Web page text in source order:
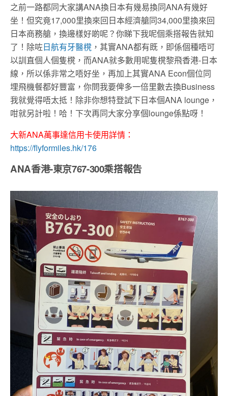
之前一路都同大家講ANA換日本有幾易換同ANA有幾好
坐！但究竟17,000里換來回日本經濟艙同34,000里換來回
日本商務艙，換邊樣好啲呢？你睇下我呢個乘搭報告就知
了！除咗日航有牙醫櫈 ，其實ANA都有既，即係個種唔可
以訓直個人個隻櫈，而ANA就多數用呢隻櫈黎飛香港-日本
線，所以係非常之唔好坐，再加上其實ANA Econ個位同
埋飛機餐都好豐富，你問我要俾多一倍里數去換Business
我就覺得唔太抵！除非你想特登試下日本個ANA lounge，
咁就另計啦！哈！下次再同大家分享個lounge係點呀！
大新ANA萬事達信用卡使用詳情：
https://flyformiles.hk/176
ANA香港-東京767-300乘搭報告